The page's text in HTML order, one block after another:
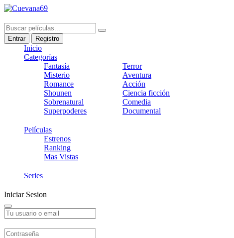
Entrar Registro
Inicio
Categorías
Fantasía
Misterio
Romance
Shounen
Sobrenatural
Superpoderes
Terror
Aventura
Acción
Ciencia ficción
Comedia
Documental
Películas
Estrenos
Ranking
Mas Vistas
Series
Iniciar Sesion